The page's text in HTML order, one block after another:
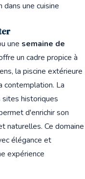
une cuisine
une semaine de
un cadre propice à
la piscine extérieure
contemplation. La
historiques
d'enrichir son
naturelles. Ce domaine
élégance et
expérience